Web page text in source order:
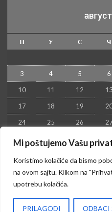
Mi poštujemo Vašu
Koristimo kolačiće da bismo
na ovom sajtu. Klikom na
upotrebu kolačića.
PRILAGODI ODBACI
П У С Ч
3 4 5 6
10 11 12 13
17 18 19
24 25 26
31
Izrada sajta i